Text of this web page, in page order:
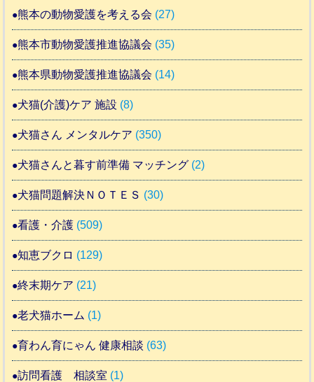
熊本の動物愛護を考える会 (27)
熊本市動物愛護推進協議会 (35)
熊本県動物愛護推進協議会 (14)
犬猫(介護)ケア 施設 (8)
犬猫さん メンタルケア (350)
犬猫さんと暮す前準備 マッチング (2)
犬猫問題解決ＮＯＴＥＳ (30)
看護・介護 (509)
知恵ブクロ (129)
終末期ケア (21)
老犬猫ホーム (1)
育わん育にゃん 健康相談 (63)
訪問看護 相談室 (1)